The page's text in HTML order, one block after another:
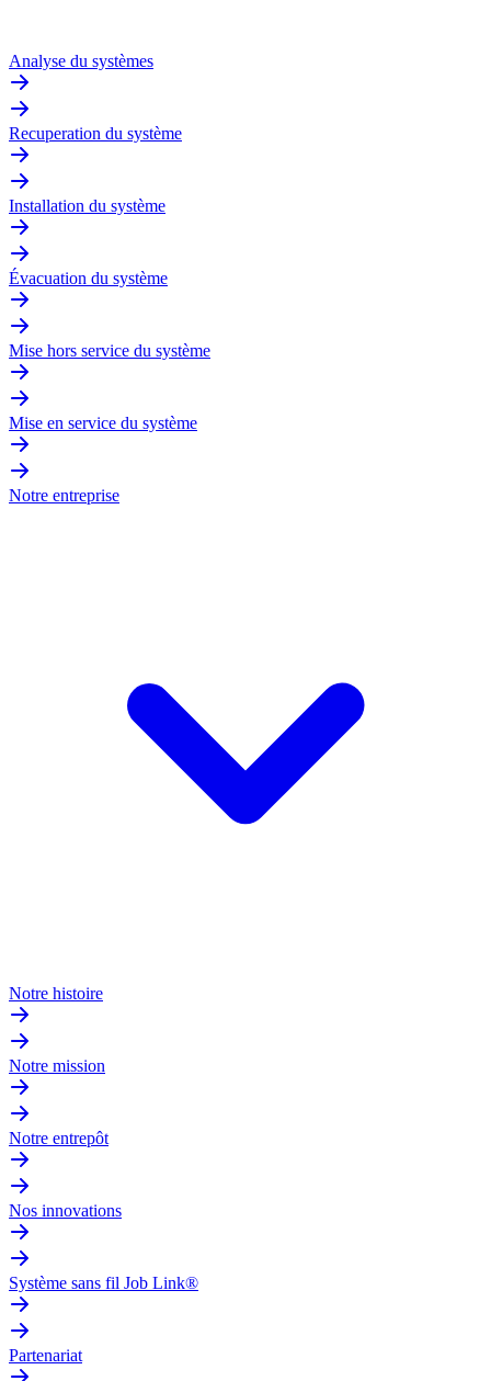
Analyse du systèmes
Recuperation du système
Installation du système
Évacuation du système
Mise hors service du système
Mise en service du système
Notre entreprise
Notre histoire
Notre mission
Notre entrepôt
Nos innovations
Système sans fil Job Link®
Partenariat